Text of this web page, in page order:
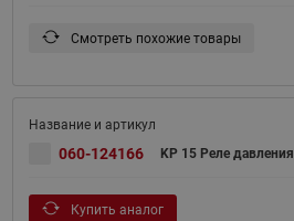
Смотреть похожие товары
060-124166 KP 15 Реле давления
Купить аналог